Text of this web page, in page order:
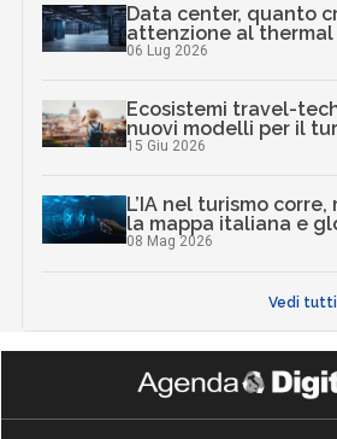
Data center, quanto
attenzione al
06 Lug 2026
Ecosistemi travel-
nuovi modelli per il
15 Giu 2026
L’IA nel turismo
la mappa italiana e
08 Mag 2026
Vedi